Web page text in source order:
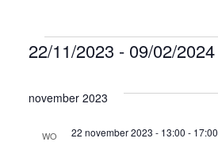
Evenementen
22/11/2023 - 09/02/2024
november 2023
WO 22 november 2023 - 13:00 - 17:00